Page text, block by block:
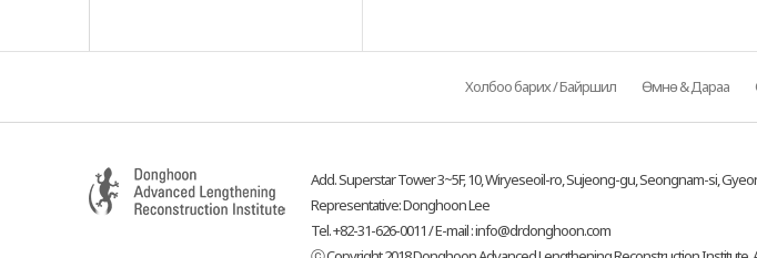
Холбоо барих / Байршил Өмнө & Дараа
Add. Superstar Tower 3~5F, 10, Wiryeseoil-ro, Sujeong-gu, Seongnam-si,
Representative: Donghoon Lee
Tel. +82-31-626-0011 / E-mail :info@drdonghoon.com